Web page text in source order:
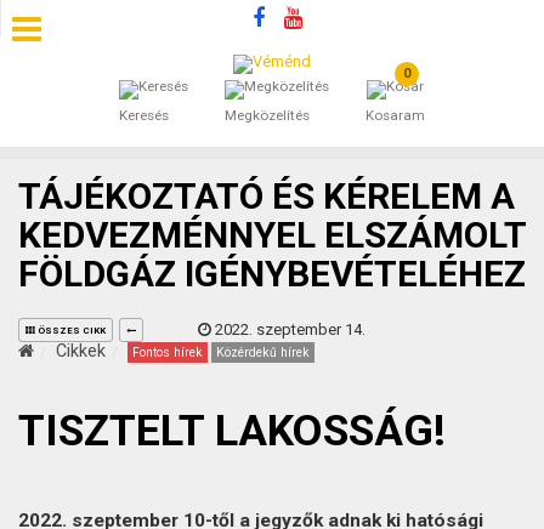
Keresés Megközelítés
0
Kosaram
SZÁLLÁSOK
ÁLTALÁNOS SZERZŐDÉSI FELTÉTELEK
KINCSES BARANYA VÉMÉND
KAPCSOLAT
TÁJÉKOZTATÓ ÉS KÉRELEM A
KEDVEZMÉNNYEL ELSZÁMOLT
FÖLDGÁZ IGÉNYBEVÉTELÉHEZ
ÖSSZES CIKK 2022. szeptember 14.
Cikkek Fontos hírek Közérdekű hírek
TISZTELT LAKOSSÁG!
2022. szeptember 10-től a jegyzők adnak ki hatósági